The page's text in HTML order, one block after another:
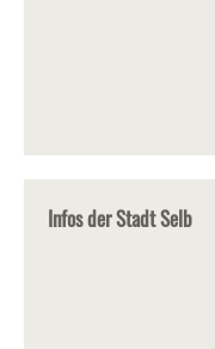
Infos der Stadt Selb